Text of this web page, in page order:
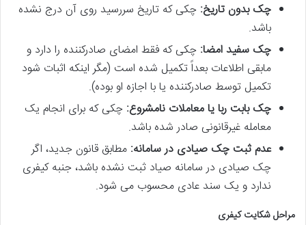
چک بدون تاریخ: چکی که تاریخ سررسید روی آن درج نشده
باشد.
چک سفید امضا: چکی که فقط امضای صادرکننده را دارد و
مابقی اطلاعات بعداً تکمیل شده است (مگر اینکه اثبات شود
تکمیل توسط صادرکننده یا با اجازه او بوده).
چک بابت ربا یا معاملات نامشروع: چکی که برای انجام یک
معامله غیرقانونی صادر شده باشد.
عدم ثبت چک صیادی در سامانه: مطابق قانون جدید، اگر
چک صیادی در سامانه صیاد ثبت نشده باشد، جنبه کیفری
ندارد و یک سند عادی محسوب می شود.
مراحل شکایت کیفری